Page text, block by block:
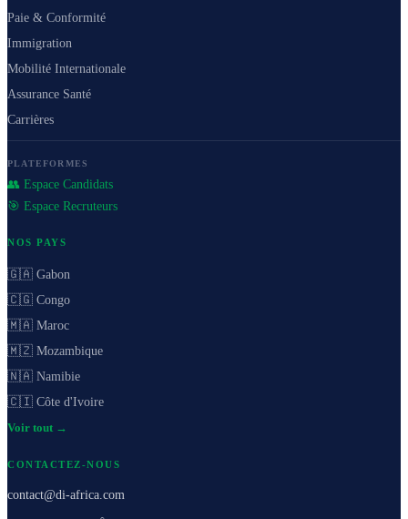
Paie & Conformité
Immigration
Mobilité Internationale
Assurance Santé
Carrières
PLATEFORMES
👥 Espace Candidats
🎯 Espace Recruteurs
NOS PAYS
🇬🇦 Gabon
🇨🇬 Congo
🇲🇦 Maroc
🇲🇿 Mozambique
🇳🇦 Namibie
🇨🇮 Côte d'Ivoire
Voir tout →
CONTACTEZ-NOUS
contact@di-africa.com